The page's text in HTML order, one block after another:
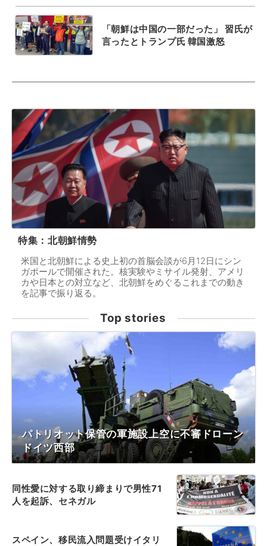
「朝鮮は中国の一部だった」 習氏が
言ったとトランプ氏 韓国激怒
特集：北朝鮮情勢
米国と北朝鮮による史上初の首脳会談が6月12日にシン
ガポールで開催された。核実験やミサイル発射、アメリ
カや日本との対立など、北朝鮮をめぐるこれまでの動き
を記事で振り返る。
Top stories
パトリオット保管の軍施設上空に不審ドローン
ドイツ西部
同性愛に対する取り締まりで男性71
人を起訴、セネガル
スペイン、移民流入問題受けイタリ